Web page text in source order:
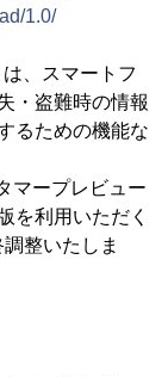
1.0/
、スマートフ
・盗難時の情報
るための機能な
マープレビュー
を利用いただく
整いたしま